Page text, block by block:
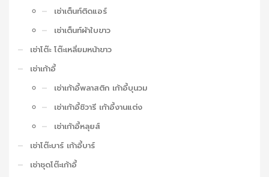
เช่าเต็นท์ติดแอร์
เช่าเต็นท์ผ้าใบขาว
เช่าโต๊ะ โต๊ะเหลี่ยมหน้าขาว
เช่าเก้าอี้
เช่าเก้าอี้พลาสติก เก้าอี้บุนวม
เช่าเก้าอี้ชิวารี เก้าอี้งานแต่ง
เช่าเก้าอี้หลุยส์
เช่าโต๊ะบาร์ เก้าอี้บาร์
เช่าชุดโต๊ะเก้าอี้